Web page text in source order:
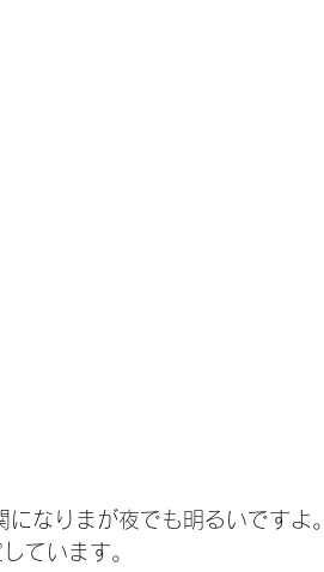
なりまが夜でも明るいですよ。
ています。